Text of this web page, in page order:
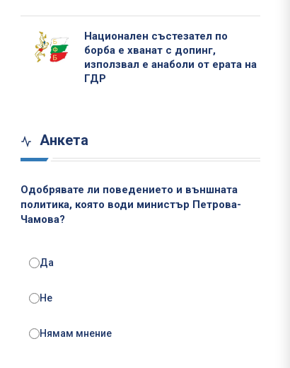
Национален състезател по
борба е хванат с допинг,
използвал е анаболи от ерата на
ГДР
Анкета
Одобрявате ли поведението и външната
политика, която води министър Петрова-
Чамова?
Да
Не
Нямам мнение